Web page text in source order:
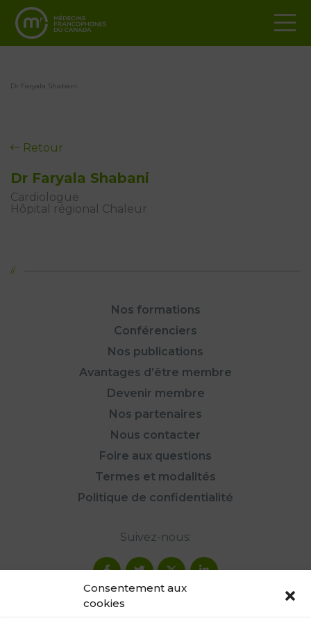
Consentement aux
cookies
Dr Faryala Shabani
Retour
Dr Faryala Shabani
Cardiologue
Hôpital régional Chaleur
Nos formations
Conférenciers
Nos publications
Avantages d’être membre
Devenir membre
Nos partenaires
Nous contacter
Foire aux questions
Termes et modalités
Politique de confidentialité
Suivez-nous: